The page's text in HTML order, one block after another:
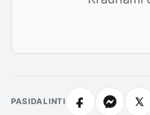
PASIDALINTI